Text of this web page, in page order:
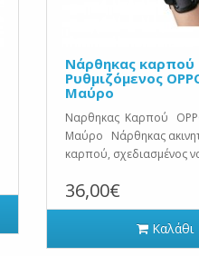
Νάρθηκας καρπού
Ρυθμιζόμενος
Μαύρο
Ναρθηκας Καρπού
Μαύρο Νάρθηκας
καρπού, σχεδιασμένος
36,00€
Καλάθι